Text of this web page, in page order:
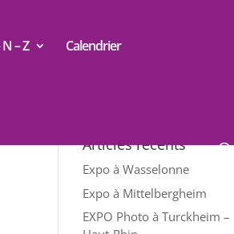
– Z Calendrier
Articles récents
Expo à Wasselonne
Expo à Mittelbergheim
EXPO Photo à Turckheim –